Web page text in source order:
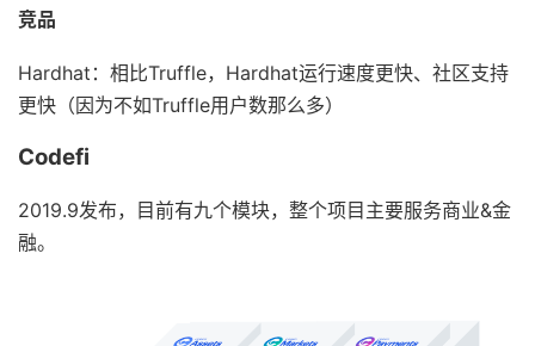
竞品
Hardhat：相比Truffle，Hardhat运行速度更快、社区支持
更快（因为不如Truffle用户数那么多）
Codefi
2019.9发布，目前有九个模块，整个项目主要服务商业&金
融。